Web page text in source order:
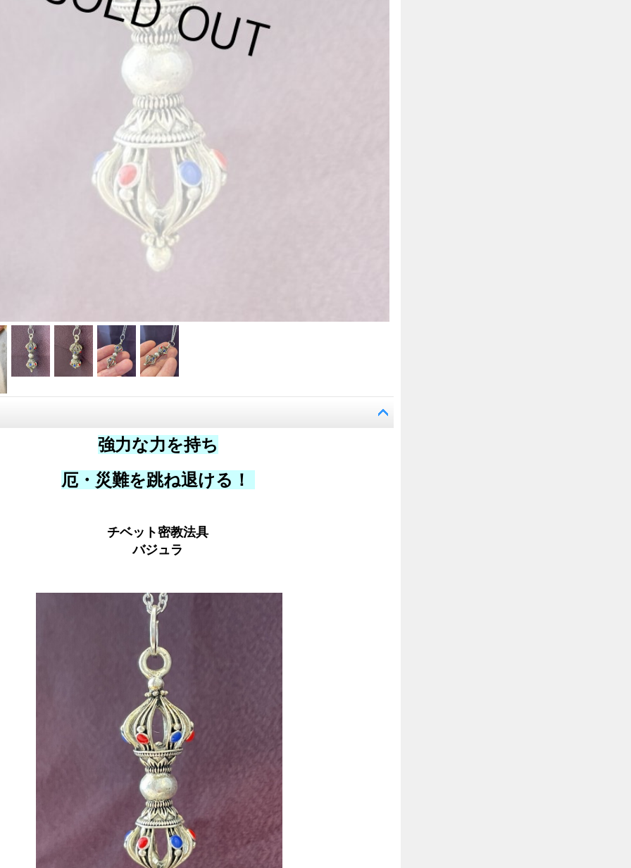
強力な力を持ち
厄・災難を跳ね退ける！
チベット密教法具
バジュラ